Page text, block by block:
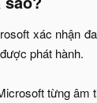
xác nhận
phát hành.
từng âm